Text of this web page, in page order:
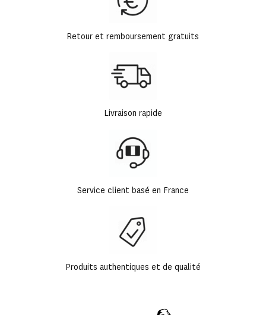
Retour et remboursement gratuits
Livraison rapide
Service client basé en France
Produits authentiques et de qualité